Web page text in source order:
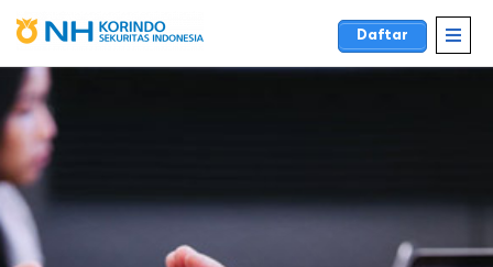
Daftar